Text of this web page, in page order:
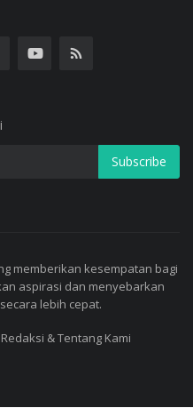
Subscribe
memberikan kesempatan bagi
aspirasi dan menyebarkan
lebih cepat.
Redaksi & Tentang Kami